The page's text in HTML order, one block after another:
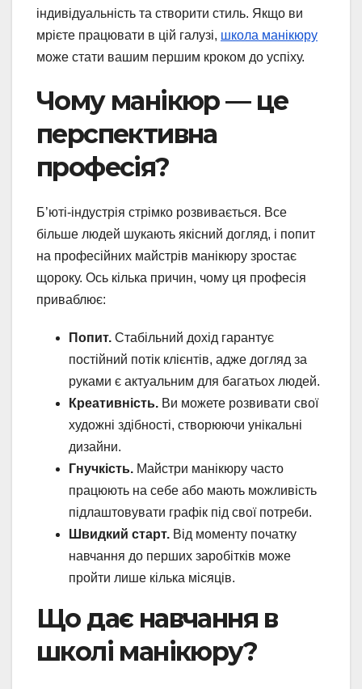
індивідуальність та створити стиль. Якщо ви
мрієте працювати в цій галузі, школа манікюру
може стати вашим першим кроком до успіху.
Чому манікюр — це
перспективна
професія?
Б’юті-індустрія стрімко розвивається. Все
більше людей шукають якісний догляд, і попит
на професійних майстрів манікюру зростає
щороку. Ось кілька причин, чому ця професія
приваблює:
Попит. Стабільний дохід гарантує
постійний потік клієнтів, адже догляд за
руками є актуальним для багатьох людей.
Креативність. Ви можете розвивати свої
художні здібності, створюючи унікальні
дизайни.
Гнучкість. Майстри манікюру часто
працюють на себе або мають можливість
підлаштовувати графік під свої потреби.
Швидкий старт. Від моменту початку
навчання до перших заробітків може
пройти лише кілька місяців.
Що дає навчання в
школі манікюру?